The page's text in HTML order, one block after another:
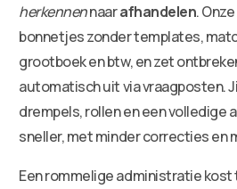
herkennennaarafhandelen.
bonnetjes zonder templates,
grootboek en btw, en zet
automatisch uit via vraagposten.
drempels, rollen en een volledige
sneller, met minder correcties en
Een rommelige administratie kost